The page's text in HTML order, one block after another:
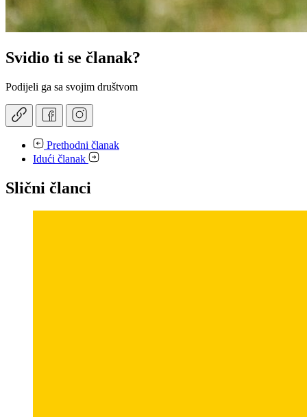
Svidio ti se članak?
Podijeli ga sa svojim društvom
Prethodni članak
Idući članak
Slični članci